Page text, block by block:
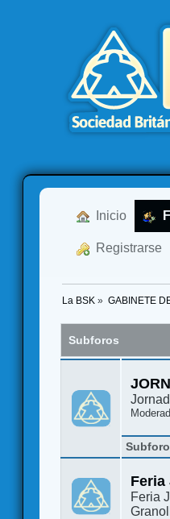
Inicio
Registrarse
La BSK » GABINETE
Subforos
Feria
Feria